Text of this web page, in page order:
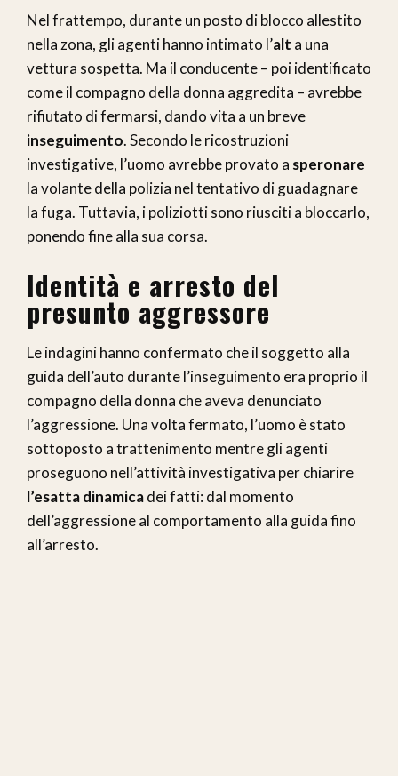
Nel frattempo, durante un posto di blocco allestito
nella zona, gli agenti hanno intimato l’alt a una
vettura sospetta. Ma il conducente – poi identificato
come il compagno della donna aggredita – avrebbe
rifiutato di fermarsi, dando vita a un breve
inseguimento. Secondo le ricostruzioni
investigative, l’uomo avrebbe provato a speronare
la volante della polizia nel tentativo di guadagnare
la fuga. Tuttavia, i poliziotti sono riusciti a bloccarlo,
ponendo fine alla sua corsa.
Identità e arresto del
presunto aggressore
Le indagini hanno confermato che il soggetto alla
guida dell’auto durante l’inseguimento era proprio il
compagno della donna che aveva denunciato
l’aggressione. Una volta fermato, l’uomo è stato
sottoposto a trattenimento mentre gli agenti
proseguono nell’attività investigativa per chiarire
l’esatta dinamicadei fatti: dal momento
dell’aggressione al comportamento alla guida fino
all’arresto.